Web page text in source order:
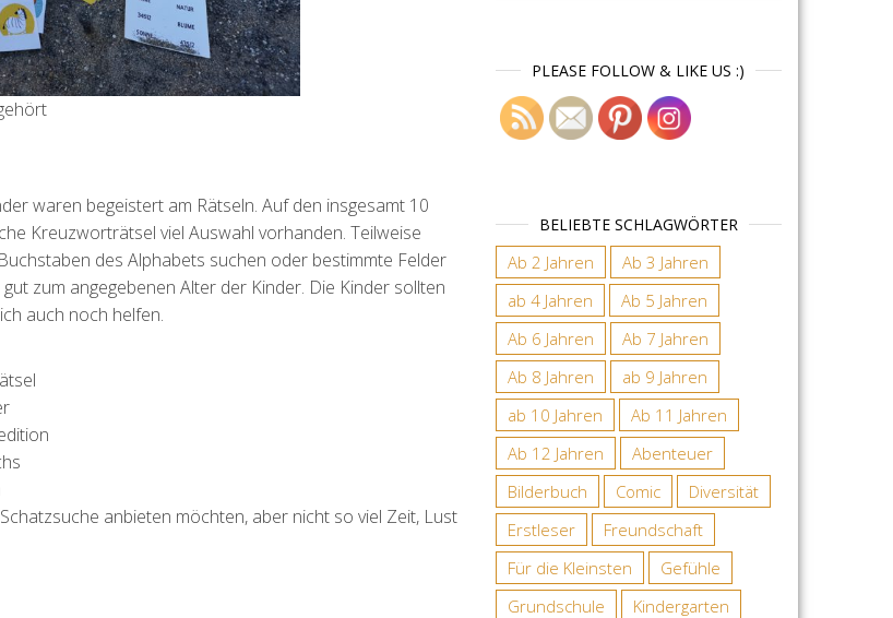
waren begeistert am Rätseln. Auf den insgesamt 10
Kreuzworträtsel viel Auswahl vorhanden. Teilweise
des Alphabets suchen oder bestimmte Felder
zum angegebenen Alter der Kinder. Die Kinder sollten
auch noch helfen.
anbieten möchten, aber nicht so viel Zeit, Lust
PLEASE FOLLOW & LIKE US :)
BELIEBTE SCHLAGWÖRTER
Ab 2 Jahren
Ab 3 Jahren
ab 4 Jahren
Ab 5 Jahren
Ab 6 Jahren
Ab 7 Jahren
Ab 8 Jahren
ab 9 Jahren
ab 10 Jahren
Ab 11 Jahren
Ab 12 Jahren
Abenteuer
Bilderbuch
Comic
Diversität
Erstleser
Freundschaft
Für die Kleinsten
Gefühle
Grundschule
Kindergarten